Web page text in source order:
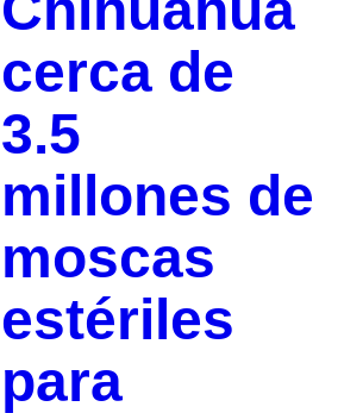
cerca de
3.5
millones de
moscas
estériles
para